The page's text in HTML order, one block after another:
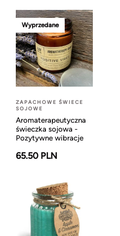
Wyprzedane
ZAPACHOWE ŚWIECE
SOJOWE
Aromaterapeutyczna
świeczka sojowa -
Pozytywne wibracje
65.50 PLN